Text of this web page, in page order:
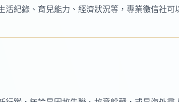
紀錄、育兒能力、經濟狀況等，專業徵信社可